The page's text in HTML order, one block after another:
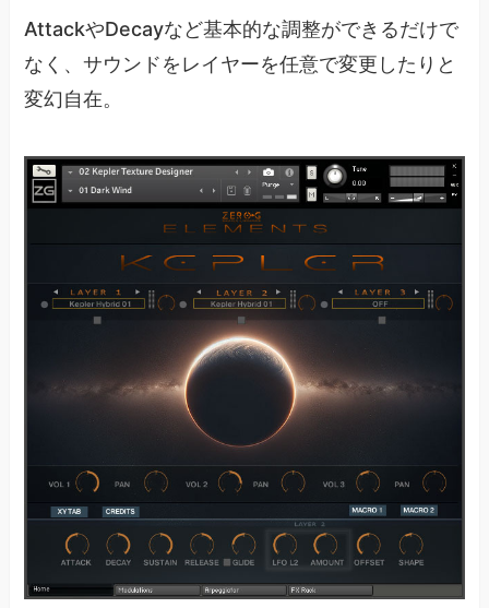
AttackやDecayなど基本的な調整ができるだけで
なく、サウンドをレイヤーを任意で変更したりと
変幻自在。